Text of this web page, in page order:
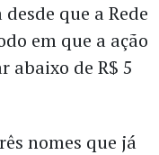
que a Rede
em que a ação
abaixo de R$ 5
nomes que já